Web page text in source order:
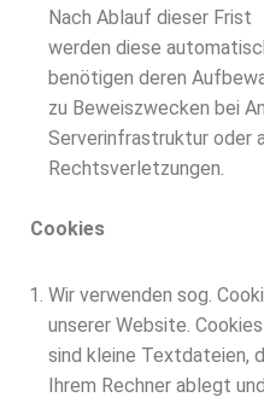
Nach Ablauf dieser Frist
werden diese
benötigen deren
zu Beweiszwecken bei
Serverinfrastruktur oder
Rechtsverletzungen.
Cookies
Wir verwenden sog.
unserer Website. Cookies
sind kleine Textdateien,
Ihrem Rechner ablegt und